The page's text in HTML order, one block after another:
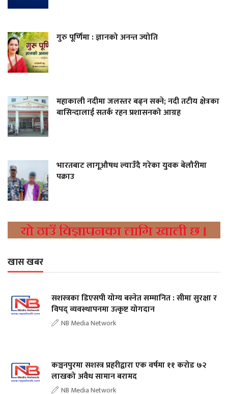
गुरु पूर्णिमा : ज्ञानको अनन्त ज्योति
महाकाली नदीमा जलस्तर बढ्न सक्ने; नदी तटीय क्षेत्रका
बासिन्दालाई सतर्क रहन प्रशासनको आग्रह
भारतबाट लागूऔषध ल्याउँदै गरेका युवक बेलौरीमा
पक्राउ
खास खबर
सशस्त्रका डिएसपी योग्य बस्नेत सम्मानित : सीमा सुरक्षा र
विपद् व्यवस्थापनमा उत्कृष्ट योगदान
NB Media Network
कञ्चनपुरमा सशस्त्र प्रहरीद्वारा एक वर्षमा ११ करोड ७२
लाखको अवैध सामान बरामद
NB Media Network